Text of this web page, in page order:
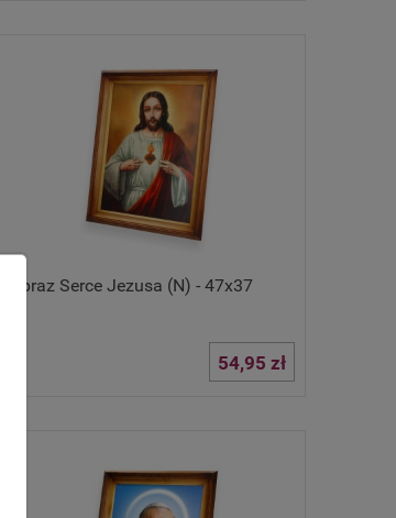
Obraz Serce Jezusa (N) - 47x37
54,95 zł